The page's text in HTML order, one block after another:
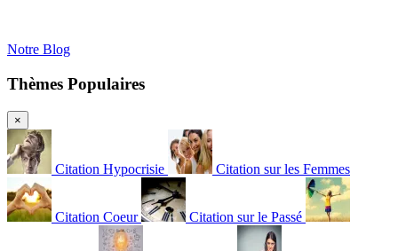
Notre Blog
Thèmes Populaires
×
Citation Hypocrisie Citation sur les Femmes
Citation Coeur Citation sur le Passé